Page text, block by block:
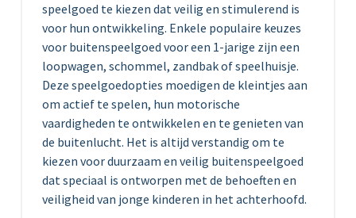
speelgoed te kiezen dat veilig en stimulerend is
voor hun ontwikkeling. Enkele populaire keuzes
voor buitenspeelgoed voor een 1-jarige zijn een
loopwagen, schommel, zandbak of speelhuisje.
Deze speelgoedopties moedigen de kleintjes aan
om actief te spelen, hun motorische
vaardigheden te ontwikkelen en te genieten van
de buitenlucht. Het is altijd verstandig om te
kiezen voor duurzaam en veilig buitenspeelgoed
dat speciaal is ontworpen met de behoeften en
veiligheid van jonge kinderen in het achterhoofd.